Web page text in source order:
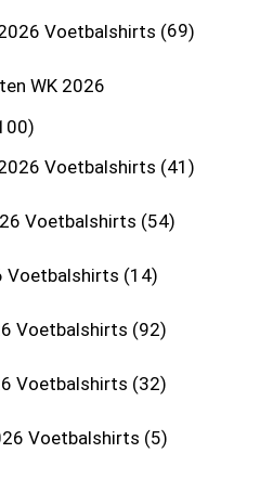
Voetbalshirts 69
WK 2026
Voetbalshirts 41
Voetbalshirts 54
Voetbalshirts 14
Voetbalshirts 92
Voetbalshirts 32
Voetbalshirts 5